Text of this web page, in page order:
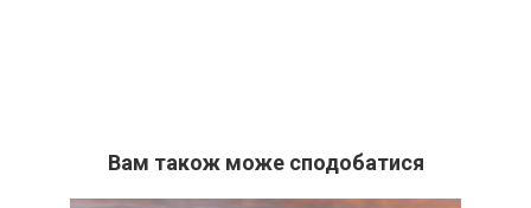
Вам також може сподобатися